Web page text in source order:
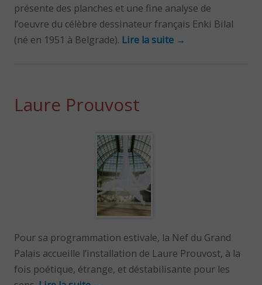
présente des planches et une fine analyse de
l’oeuvre du célèbre dessinateur français Enki Bilal
(né en 1951 à Belgrade). Lire la suite →
Laure Prouvost
Pour sa programmation estivale, la Nef du Grand
Palais accueille l’installation de Laure Prouvost, à la
fois poétique, étrange, et déstabilisante pour les